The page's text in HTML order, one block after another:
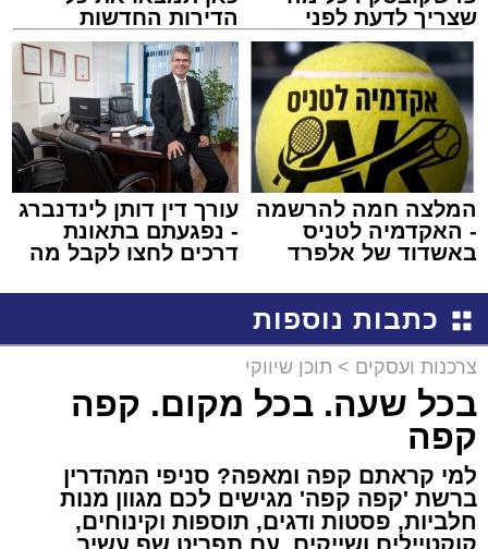
שצריך לדעת לפני
שמגישים הצעה לדירה
באשדוד
הדירות החדשות
למכירה באשדוד >>>
המלצה חמה להרשמה
- האקדמיה לטניס
באשדוד של אלפרד
עורך דין דותן לינדנברג
- נפגעתם בתאונת
דרכים לחצו לקבל מה
כתבות נוספות
צרכנות ועסקים > תוכן שיווקי
בכל שעה. בכל מקום. קפה
קפה
למי קראתם קפה ומאפה? סניפי המהדרין
ברשת 'קפה קפה' מגישים לכם מגוון מנות
חלביות, פסטות ודגים, תוספות וקינוחים,